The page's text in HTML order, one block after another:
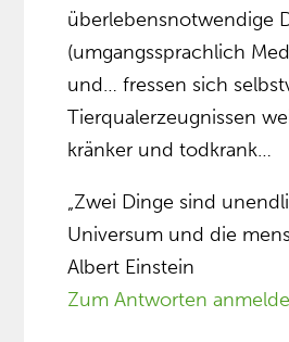
überlebensnotwendige
(umgangssprachlich
und… fressen sich
Tierqualerzeugnissen
kränker und todkrank…
„Zwei Dinge sind
Universum und die
Albert Einstein
Zum Antworten